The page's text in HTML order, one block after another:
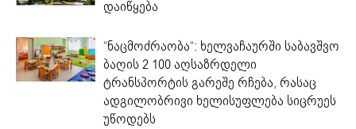
დაიწყება
“ნაცმოძრაობა“: ხელვაჩაურში საბავშვო
ბაღის 2 100 აღსაზრდელი
ტრანსპორტის გარეშე რჩება, რასაც
ადგილობრივი ხელისუფლება სიცრუეს
უწოდებს